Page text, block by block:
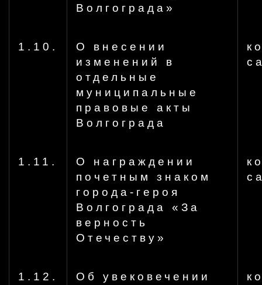
Волгограда»
1.10.
О внесении
изменений в
отдельные
муниципальные
правовые акты
Волгограда
1.11.
О награждении
почетным знаком
города-героя
Волгограда «За
верность
Отечеству»
1.12.
Об увековечении